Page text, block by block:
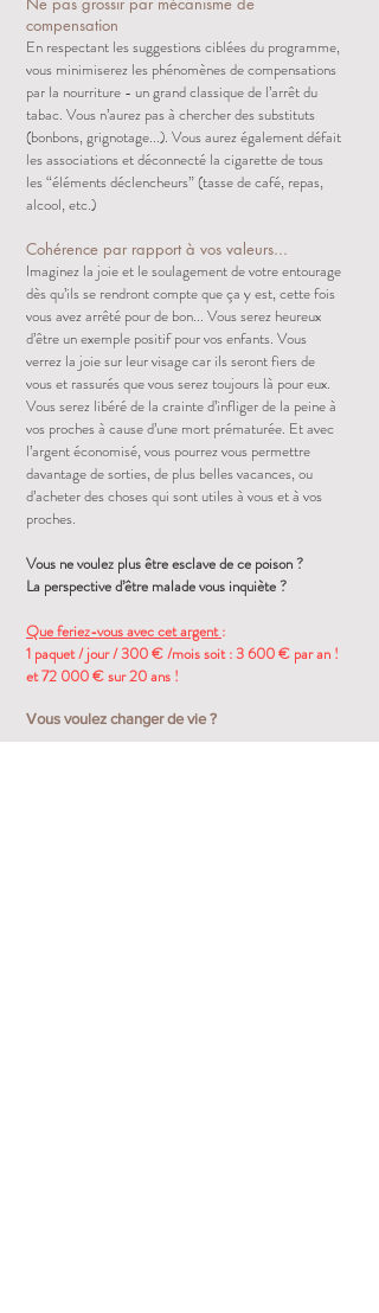
compensation
En respectant les suggestions ciblées du programme,
vous minimiserez les phénomènes de compensations
par la nourriture - un grand classique de l’arrêt du
tabac. Vous n’aurez pas à chercher des substituts
(bonbons, grignotage...). Vous aurez également défait
les associations et déconnecté la cigarette de tous
les “éléments déclencheurs” (tasse de café, repas,
alcool, etc.)
Cohérence par rapport à vos valeurs...
Imaginez la joie et le soulagement de votre entourage
dès qu’ils se rendront compte que ça y est, cette fois
vous avez arrêté pour de bon... Vous serez heureux
d’être un exemple positif pour vos enfants. Vous
verrez la joie sur leur visage car ils seront fiers de
vous et rassurés que vous serez toujours là pour eux.
Vous serez libéré de la crainte d’infliger de la peine à
vos proches à cause d’une mort prématurée. Et avec
l’argent économisé, vous pourrez vous permettre
davantage de sorties, de plus belles vacances, ou
d’acheter des choses qui sont utiles à vous et à vos
proches.
Vous ne voulez plus être esclave de ce poison ?
La perspective d’être malade vous inquiète ?
Que feriez-vous avec cet argent:
1 paquet / jour / 300 € /mois soit : 3 600 € par an !
et 72 000 € sur 20 ans !
Vous voulez changer de vie ?